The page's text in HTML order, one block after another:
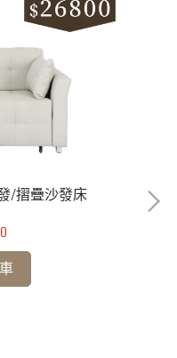
/摺疊沙發床